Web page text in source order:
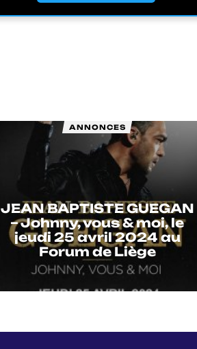
ANNONCES
JEAN BAPTISTE GUEGAN
– Johnny, vous & moi, le
jeudi 25 avril 2024 au
Forum de Liège